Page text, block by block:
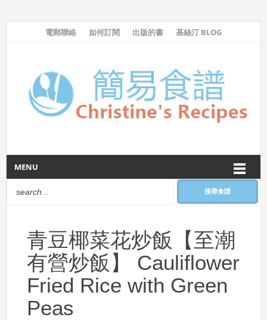
電郵聯絡 如何訂閱 出版的書 基絲汀 BLOG
MENU
搜尋食譜
青豆椰菜花炒飯【至潮
有營炒飯】 Cauliflower
Fried Rice with Green
Peas